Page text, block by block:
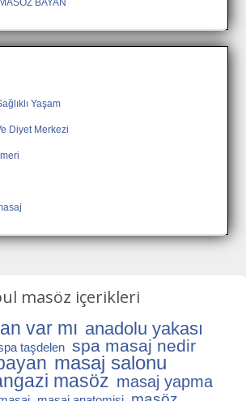
BAYAN
Yaşam
Diyet Merkezi
masöz içerikleri
var mı anadolu yakası
taşdelen spa masaj nedir
masaj salonu
masöz masaj yapma